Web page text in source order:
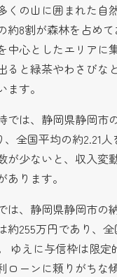
くの山に囲まれた自
約8割が森林を占め
中心としたエリアに
ると緑茶やわさびな
す。
では、静岡県静岡市
全国平均の約2.21人
が少ないと、収入変
ります。
は、静岡県静岡市の
約255万円であり、
ゆえに与信枠は限定
ローンに頼りがちな